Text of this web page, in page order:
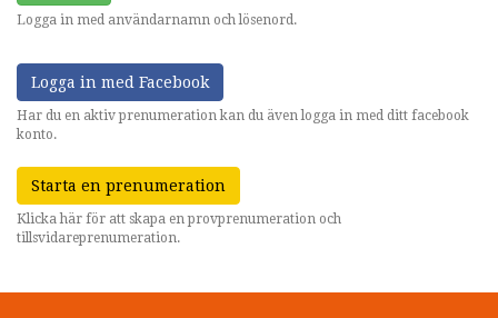
Logga in med användarnamn och lösenord.
Logga in med Facebook
Har du en aktiv prenumeration kan du även logga in med ditt facebook
konto.
Starta en prenumeration
Klicka här för att skapa en provprenumeration och
tillsvidareprenumeration.